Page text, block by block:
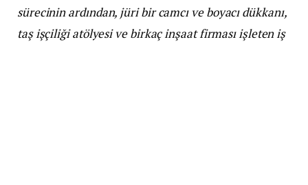
sürecinin ardından, jüri bir camcı ve boyacı dükkanı,
taş işçiliği atölyesi ve birkaç inşaat firması işleten iş